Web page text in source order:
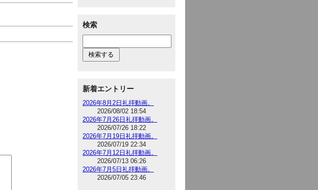
検索
新着エントリー
2026年8月2日礼拝動画。
2026/08/02 18:54
2026年7月26日礼拝動画。
2026/07/26 18:22
2026年7月19日礼拝動画。
2026/07/19 22:34
2026年7月12日礼拝動画。
2026/07/13 06:26
2026年7月5日礼拝動画。
2026/07/05 23:46